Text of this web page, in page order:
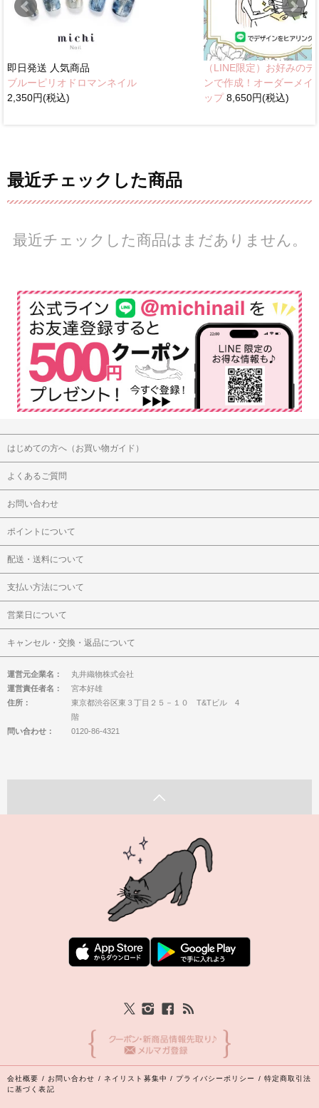
即日発送 人気商品
ブルーピリオドロマンネイル
2,350円(税込)
（LINE限定）お好みのデ
ンで作成！オーダーメイ
ップ8,650円(税込)
最近チェックした商品
最近チェックした商品はまだありません。
はじめての方へ（お買い物ガイド）
よくあるご質問
お問い合わせ
ポイントについて
配送・送料について
支払い方法について
営業日について
キャンセル・交換・返品について
運営元企業名：
丸井織物株式会社
運営責任者名：
宮本好雄
住所：
東京都渋谷区東３丁目２５－１０ T&Tビル 4
階
問い合わせ：
0120-86-4321
会社概要 / お問い合わせ / ネイリスト募集中 / プライバシーポリシー / 特定商取引法
に基づく表記